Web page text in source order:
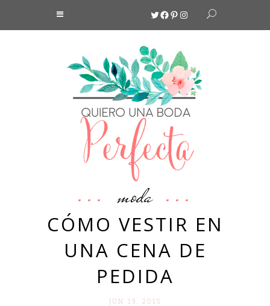
Twitter
Facebook
Pinterest
Instagram
moda
CÓMO VESTIR EN
UNA CENA DE
PEDIDA
JUN 19. 2015